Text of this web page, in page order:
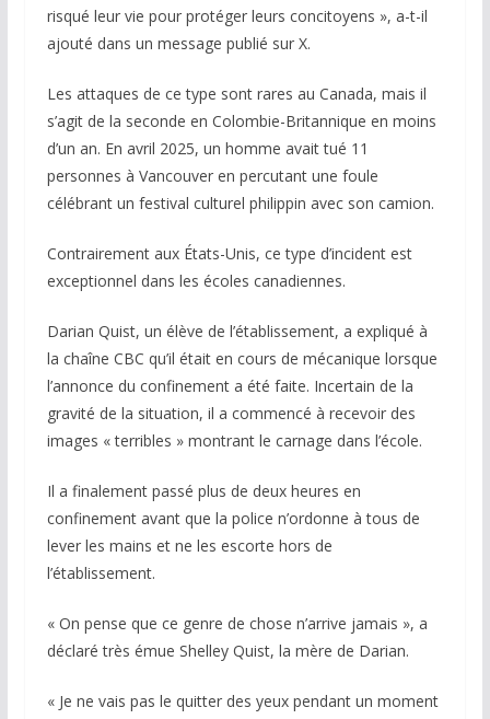
risqué leur vie pour protéger leurs concitoyens », a-t-il
ajouté dans un message publié sur X.
Les attaques de ce type sont rares au Canada, mais il
s’agit de la seconde en Colombie-Britannique en moins
d’un an. En avril 2025, un homme avait tué 11
personnes à Vancouver en percutant une foule
célébrant un festival culturel philippin avec son camion.
Contrairement aux États-Unis, ce type d’incident est
exceptionnel dans les écoles canadiennes.
Darian Quist, un élève de l’établissement, a expliqué à
la chaîne CBC qu’il était en cours de mécanique lorsque
l’annonce du confinement a été faite. Incertain de la
gravité de la situation, il a commencé à recevoir des
images « terribles » montrant le carnage dans l’école.
Il a finalement passé plus de deux heures en
confinement avant que la police n’ordonne à tous de
lever les mains et ne les escorte hors de
l’établissement.
« On pense que ce genre de chose n’arrive jamais », a
déclaré très émue Shelley Quist, la mère de Darian.
« Je ne vais pas le quitter des yeux pendant un moment